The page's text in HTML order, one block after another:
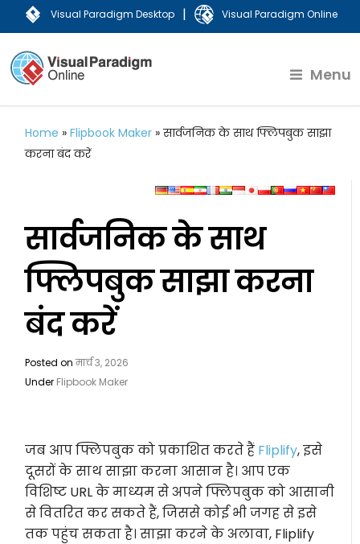
Visual Paradigm Desktop | Visual Paradigm Online
Menu
Home »Flipbook Maker »सार्वजनिक के साथ फ्लिपबुक साझा
करना बंद करें
सार्वजनिक के साथ
फ्लिपबुक साझा करना
बंद करें
Posted onमार्च 3, 2026
Under Flipbook Maker
जब आप फ्लिपबुक को प्रकाशित करते हैं Fliplify, इसे
दूसरों के साथ साझा करना आसान है। आप एक
विशिष्ट URL के माध्यम से अपने फ्लिपबुक को आसानी
से वितरित कर सकते हैं, जिससे कोई भी जगह से इसे
तक पहुंच सकता है। साझा करने के अलावा, Fliplify